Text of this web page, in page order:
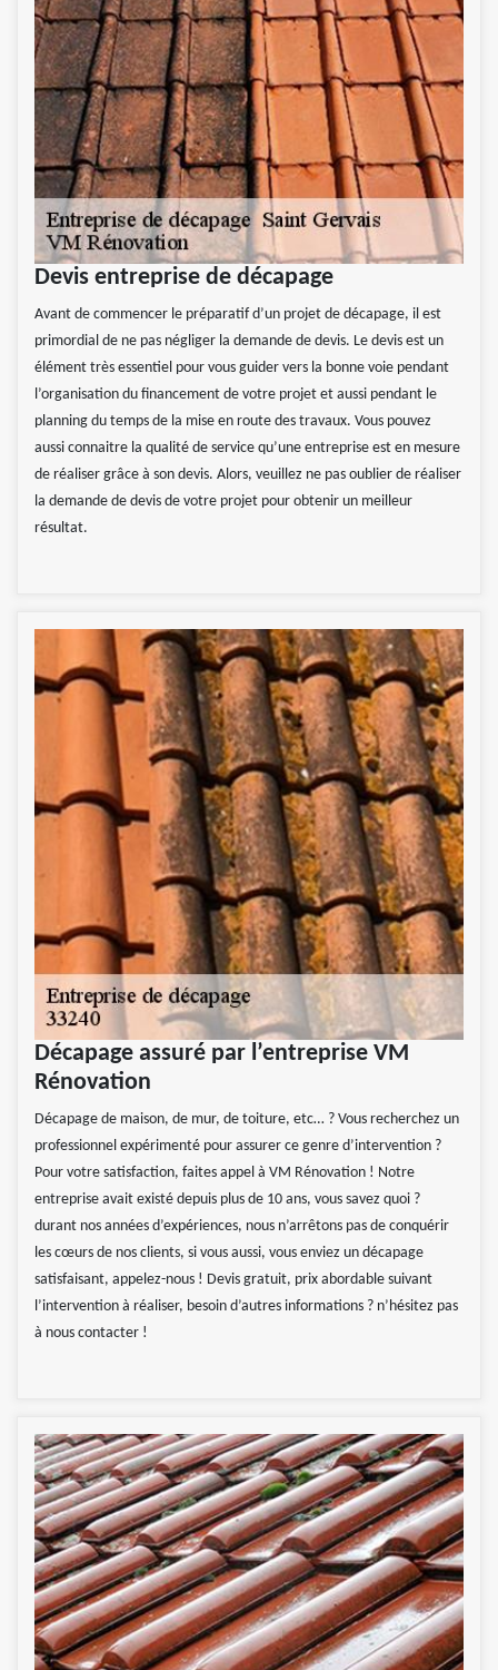
Devis entreprise de décapage
Avant de commencer le préparatif d’un projet de décapage, il est
primordial de ne pas négliger la demande de devis. Le devis est un
élément très essentiel pour vous guider vers la bonne voie pendant
l’organisation du financement de votre projet et aussi pendant le
planning du temps de la mise en route des travaux. Vous pouvez
aussi connaitre la qualité de service qu’une entreprise est en mesure
de réaliser grâce à son devis. Alors, veuillez ne pas oublier de réaliser
la demande de devis de votre projet pour obtenir un meilleur
résultat.
Décapage assuré par l’entreprise VM
Rénovation
Décapage de maison, de mur, de toiture, etc… ? Vous recherchez un
professionnel expérimenté pour assurer ce genre d’intervention ?
Pour votre satisfaction, faites appel à VM Rénovation ! Notre
entreprise avait existé depuis plus de 10 ans, vous savez quoi ?
durant nos années d’expériences, nous n’arrêtons pas de conquérir
les cœurs de nos clients, si vous aussi, vous enviez un décapage
satisfaisant, appelez-nous ! Devis gratuit, prix abordable suivant
l’intervention à réaliser, besoin d’autres informations ? n’hésitez pas
à nous contacter !